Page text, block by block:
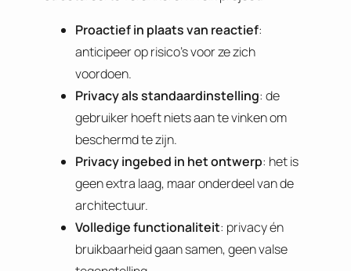
Proactief in plaats van reactief:
anticipeer op risico’s voor ze zich
voordoen.
Privacy als standaardinstelling: de
gebruiker hoeft niets aan te vinken om
beschermd te zijn.
Privacy ingebed in het ontwerp: het is
geen extra laag, maar onderdeel van de
architectuur.
Volledige functionaliteit: privacy én
bruikbaarheid gaan samen, geen valse